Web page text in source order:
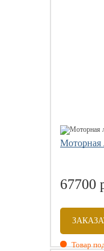
Моторная
67700
Товар